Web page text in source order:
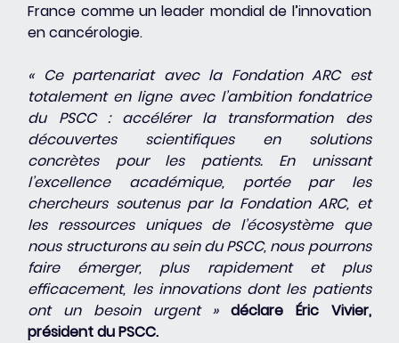
France comme un leader mondial de l’innovation
en cancérologie.
« Ce partenariat avec la Fondation ARC est
totalement en ligne avec l’ambition fondatrice
du PSCC : accélérer la transformation des
découvertes scientifiques en solutions
concrètes pour les patients. En unissant
l’excellence académique, portée par les
chercheurs soutenus par la Fondation ARC, et
les ressources uniques de l’écosystème que
nous structurons au sein du PSCC, nous pourrons
faire émerger, plus rapidement et plus
efficacement, les innovations dont les patients
ont un besoin urgent » déclare Éric Vivier,
président du PSCC.